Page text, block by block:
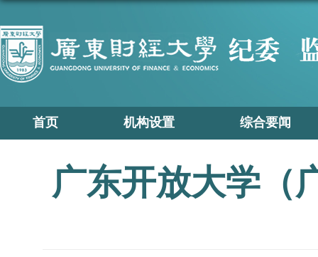
首页 机构设置 综合要闻
广东开放大学（